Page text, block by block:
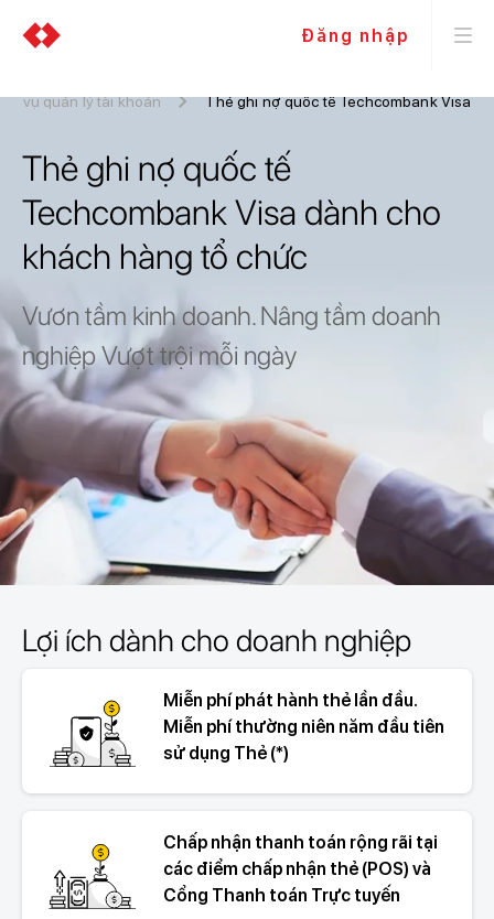
Đăng nhập
vụ quản lý tài khoản Thẻ ghi nợ quốc tế Techcombank Visa
Thẻ ghi nợ quốc tế
Techcombank Visa dành cho
khách hàng tổ chức
Vươn tầm kinh doanh.Nâng tầm doanh
nghiệp Vượt trội mỗi ngày
Lợi ích dành cho doanh nghiệp
Miễn phí phát hành thẻ lần đầu.
Miễn phí thường niên năm đầu tiên
sử dụng Thẻ (*)
Chấp nhận thanh toán rộng rãi tại
các điểm chấp nhận thẻ (POS) và
Cổng Thanh toán Trực tuyến